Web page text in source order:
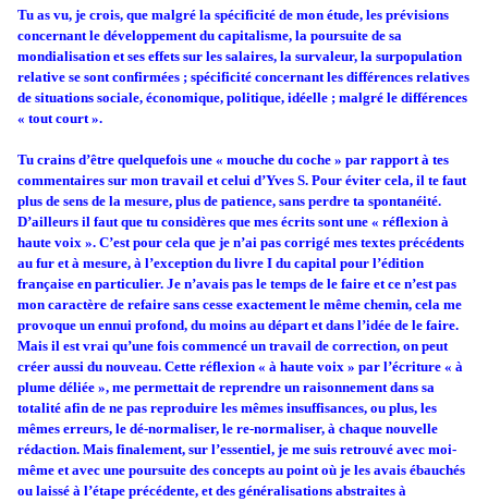
Tu as vu, je crois, que malgré la spécificité de mon étude, les prévisions
concernant le développement du capitalisme, la poursuite de sa
mondialisation et ses effets sur les salaires, la survaleur, la surpopulation
relative se sont confirmées ; spécificité concernant les différences relatives
de situations sociale, économique, politique, idéelle ; malgré le différences
« tout court ».
Tu crains d’être quelquefois une « mouche du coche » par rapport à tes
commentaires sur mon travail et celui d’Yves S. Pour éviter cela, il te faut
plus de sens de la mesure, plus de patience, sans perdre ta spontanéité.
D’ailleurs il faut que tu considères que mes écrits sont une « réflexion à
haute voix ». C’est pour cela que je n’ai pas corrigé mes textes précédents
au fur et à mesure, à l’exception du livre I du capital pour l’édition
française en particulier. Je n’avais pas le temps de le faire et ce n’est pas
mon caractère de refaire sans cesse exactement le même chemin, cela me
provoque un ennui profond, du moins au départ et dans l’idée de le faire.
Mais il est vrai qu’une fois commencé un travail de correction, on peut
créer aussi du nouveau. Cette réflexion « à haute voix » par l’écriture « à
plume déliée », me permettait de reprendre un raisonnement dans sa
totalité afin de ne pas reproduire les mêmes insuffisances, ou plus, les
mêmes erreurs, le dé-normaliser, le re-normaliser, à chaque nouvelle
rédaction. Mais finalement, sur l’essentiel, je me suis retrouvé avec moi-
même et avec une poursuite des concepts au point où je les avais ébauchés
ou laissé à l’étape précédente, et des généralisations abstraites à